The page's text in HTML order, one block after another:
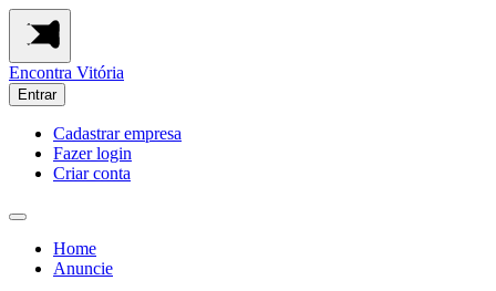
Encontra Vitória
Entrar
Cadastrar empresa
Fazer login
Criar conta
Home
Anuncie